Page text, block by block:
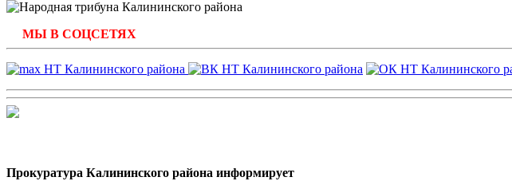
МЫ В СОЦСЕТЯХ
Прокуратура Калининского района информирует